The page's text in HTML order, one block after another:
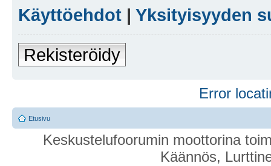
Käyttöehdot | Yksityisyyden
Rekisteröidy
Error
Etusivu
Keskustelufoorumin moottorina
Käännös,